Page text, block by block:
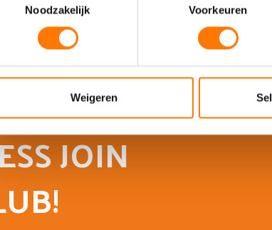
Noodzakelijk
Voorkeuren
Weigeren
JOIN